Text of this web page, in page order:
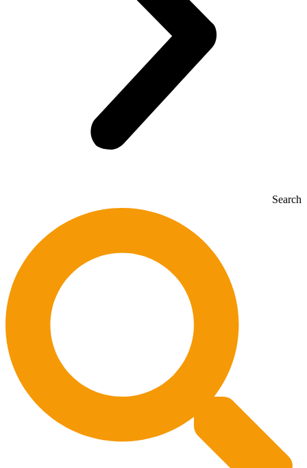
Search